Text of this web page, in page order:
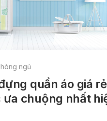
ngủ
quần áo giá rẻ
ưa chuộng nhất